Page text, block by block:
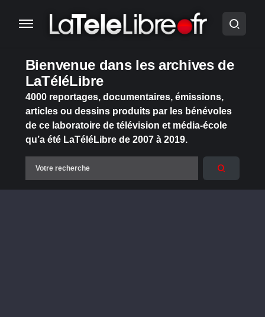
Bienvenue dans les archives de
LaTéléLibre
4000 reportages, documentaires, émissions,
articles ou dessins produits par les bénévoles
de ce laboratoire de télévision et média-école
qu’a été LaTéléLibre de 2007 à 2019.